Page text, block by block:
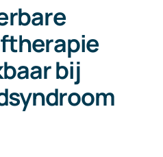
wij
wij
& Partners
bij